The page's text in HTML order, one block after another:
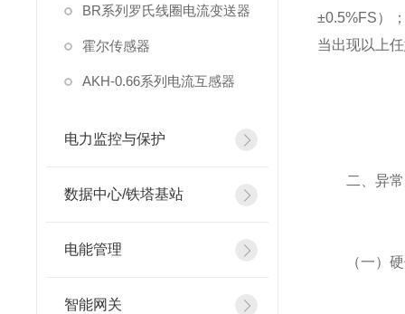
BR系列罗氏线圈电流变送器
霍尔传感器
AKH-0.66系列电流互感器
电力监控与保护
数据中心/铁塔基站
电能管理
智能网关
±0.5%FS）
当出现以上
二、异常
（一）硬